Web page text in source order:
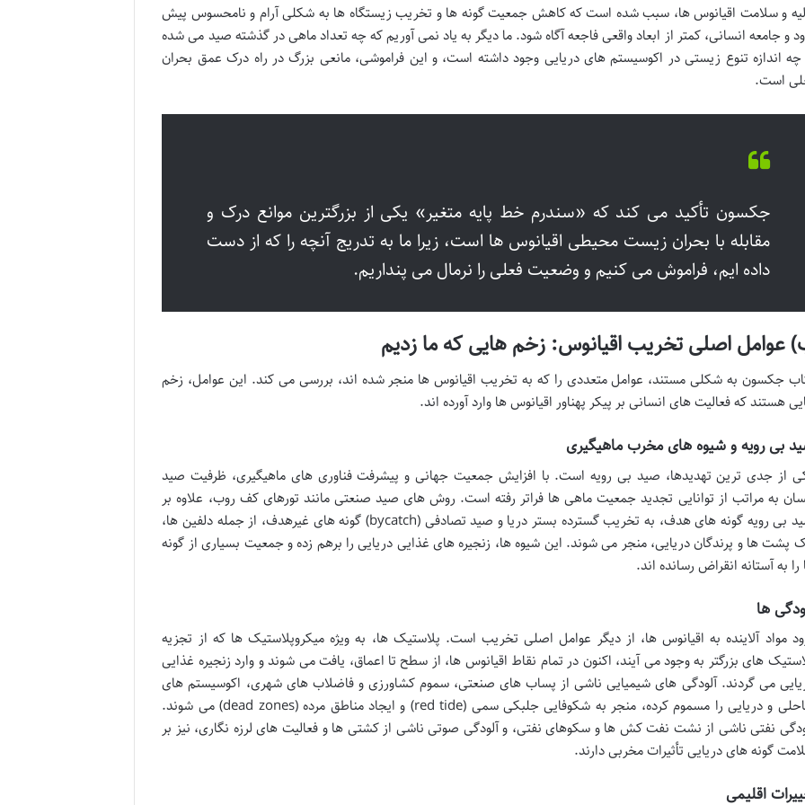
و سلامت اقیانوس ها، سبب شده است که کاهش جمعیت گونه ها و تخریب زیستگاه ها به شکلی آرام و نامحسوس پیش
و جامعه انسانی، کمتر از ابعاد واقعی فاجعه آگاه شود. ما دیگر به یاد نمی آوریم که چه تعداد ماهی در گذشته صید می شده
چه اندازه تنوع زیستی در اکوسیستم های دریایی وجود داشته است، و این فراموشی، مانعی بزرگ در راه درک عمق بحران
است.
جکسون تأکید می کند که «سندرم خط پایه متغیر» یکی از بزرگترین موانع درک و
مقابله با بحران زیست محیطی اقیانوس ها است، زیرا ما به تدریج آنچه را که از دست
داده ایم، فراموش می کنیم و وضعیت فعلی را نرمال می پنداریم.
عوامل اصلی تخریب اقیانوس: زخم هایی که ما زدیم
جکسون به شکلی مستند، عوامل متعددی را که به تخریب اقیانوس ها منجر شده اند، بررسی می کند. این عوامل، زخم
هستند که فعالیت های انسانی بر پیکر پهناور اقیانوس ها وارد آورده اند.
بی رویه و شیوه های مخرب ماهیگیری
از جدی ترین تهدیدها، صید بی رویه است. با افزایش جمعیت جهانی و پیشرفت فناوری های ماهیگیری، ظرفیت صید
به مراتب از توانایی تجدید جمعیت ماهی ها فراتر رفته است. روش های صید صنعتی مانند تورهای کف روب، علاوه بر
صید بی رویه گونه های هدف، به تخریب گسترده بستر دریا و صید تصادفی (bycatch) گونه های غیرهدف، از جمله دلفین ها،
پشت ها و پرندگان دریایی، منجر می شوند. این شیوه ها، زنجیره های غذایی دریایی را برهم زده و جمعیت بسیاری از گونه
را به آستانه انقراض رسانده اند.
ها
مواد آلاینده به اقیانوس ها، از دیگر عوامل اصلی تخریب است. پلاستیک ها، به ویژه میکروپلاستیک ها که از تجزیه
های بزرگتر به وجود می آیند، اکنون در تمام نقاط اقیانوس ها، از سطح تا اعماق، یافت می شوند و وارد زنجیره غذایی
می گردند. آلودگی های شیمیایی ناشی از پساب های صنعتی، سموم کشاورزی و فاضلاب های شهری، اکوسیستم های
ساحلی و دریایی را مسموم کرده، منجر به شکوفایی جلبکی سمی (red tide) و ایجاد مناطق مرده (dead zones) می شوند.
نفتی ناشی از نشت نفت کش ها و سکوهای نفتی، و آلودگی صوتی ناشی از کشتی ها و فعالیت های لرزه نگاری، نیز بر
گونه های دریایی تأثیرات مخربی دارند.
اقلیمی